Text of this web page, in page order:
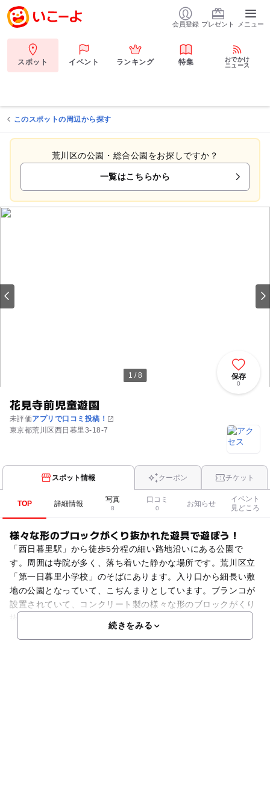
会員登録 プレゼント メニュー
スポット イベント ランキング 特集
おでかけ
ニュース
このスポットの周辺から探す
荒川区の公園・総合公園をお探しですか？
一覧はこちらから
1 / 8
花見寺前児童遊園
未評価アプリで口コミ投稿！
東京都荒川区西日暮里3-18-7
保存
0
スポット情報 クーポン チケット
TOP 詳細情報 写真
8
口コミ
0
お知らせ
イベント
見どころ
様々な形のブロックがくり抜かれた遊具で遊ぼう！
「西日暮里駅」から徒歩5分程の細い路地沿いにある公園で
す。周囲は寺院が多く、落ち着いた静かな場所です。荒川区立
「第一日暮里小学校」のそばにあります。入り口から細長い敷
地の公園となっていて、こぢんまりとしています。ブランコが
設置されていて、コンクリート製の様々な形のブロックがくり
抜
続きをみる